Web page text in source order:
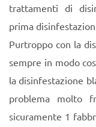
trattamenti di
prima
Purtroppo con la
sempre in modo
la disinfestazione
problema molto
sicuramente 1